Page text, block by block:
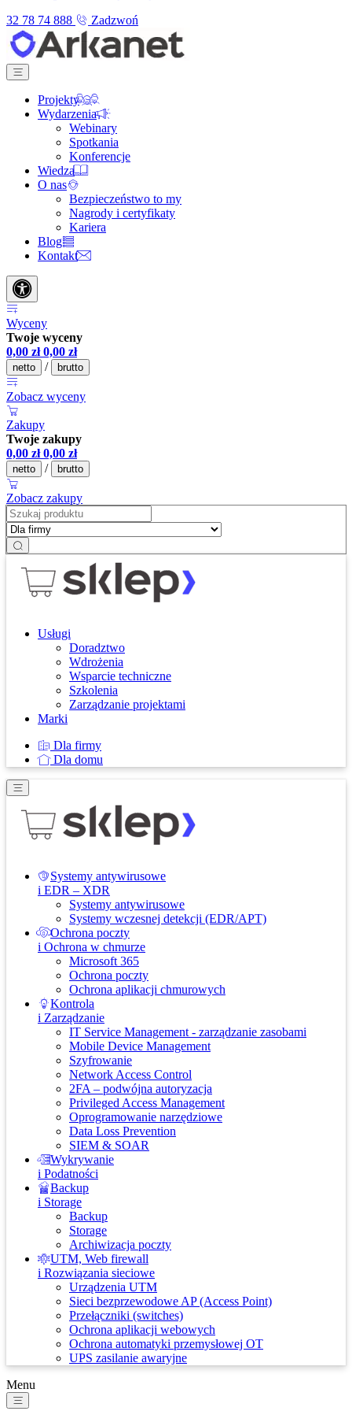
32 78 74 888
Zadzwoń
Projekty
Wydarzenia
Webinary
Spotkania
Konferencje
Wiedza
O nas
Bezpieczeństwo to my
Nagrody i certyfikaty
Kariera
Blog
Kontakt
Wyceny
Twoje wyceny
0,00 zł 0,00 zł
netto / brutto
Zobacz wyceny
Zakupy
Twoje zakupy
0,00 zł 0,00 zł
netto / brutto
Zobacz zakupy
Usługi
Doradztwo
Wdrożenia
Wsparcie techniczne
Szkolenia
Zarządzanie projektami
Marki
Dla firmy
Dla domu
Systemy antywirusowe
i EDR – XDR
Systemy antywirusowe
Systemy wczesnej detekcji (EDR/APT)
Ochrona poczty
i Ochrona w chmurze
Microsoft 365
Ochrona poczty
Ochrona aplikacji chmurowych
Kontrola
i Zarządzanie
IT Service Management - zarządzanie zasobami
Mobile Device Management
Szyfrowanie
Network Access Control
2FA – podwójna autoryzacja
Privileged Access Management
Oprogramowanie narzędziowe
Data Loss Prevention
SIEM & SOAR
Wykrywanie
i Podatności
Backup
i Storage
Backup
Storage
Archiwizacja poczty
UTM, Web firewall
i Rozwiązania sieciowe
Urządzenia UTM
Sieci bezprzewodowe AP (Access Point)
Przełączniki (switches)
Ochrona aplikacji webowych
Ochrona automatyki przemysłowej OT
UPS zasilanie awaryjne
Menu